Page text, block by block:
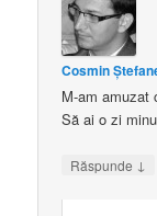
Cosmin
M-am amuzat
Să ai o zi
Răspunde ↓